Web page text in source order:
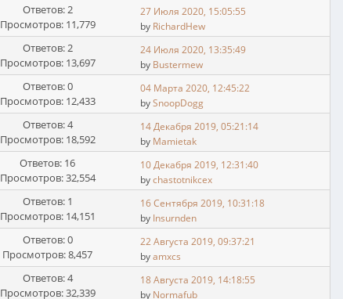
Ответов: 2
Просмотров: 11,779
27 Июля 2020, 15:05:55
by RichardHew
Ответов: 2
Просмотров: 13,697
24 Июля 2020, 13:35:49
by Bustermew
Ответов: 0
Просмотров: 12,433
04 Марта 2020, 12:45:22
bySnoopDogg
Ответов: 4
Просмотров: 18,592
14 Декабря 2019, 05:21:14
by Mamietak
Ответов: 16
Просмотров: 32,554
10 Декабря 2019, 12:31:40
bychastotnikcex
Ответов: 1
Просмотров: 14,151
16 Сентября 2019, 10:31:18
by Insurnden
Ответов: 0
Просмотров: 8,457
22 Августа 2019, 09:37:21
byamxcs
Ответов: 4
Просмотров: 32,339
18 Августа 2019, 14:18:55
by Normafub